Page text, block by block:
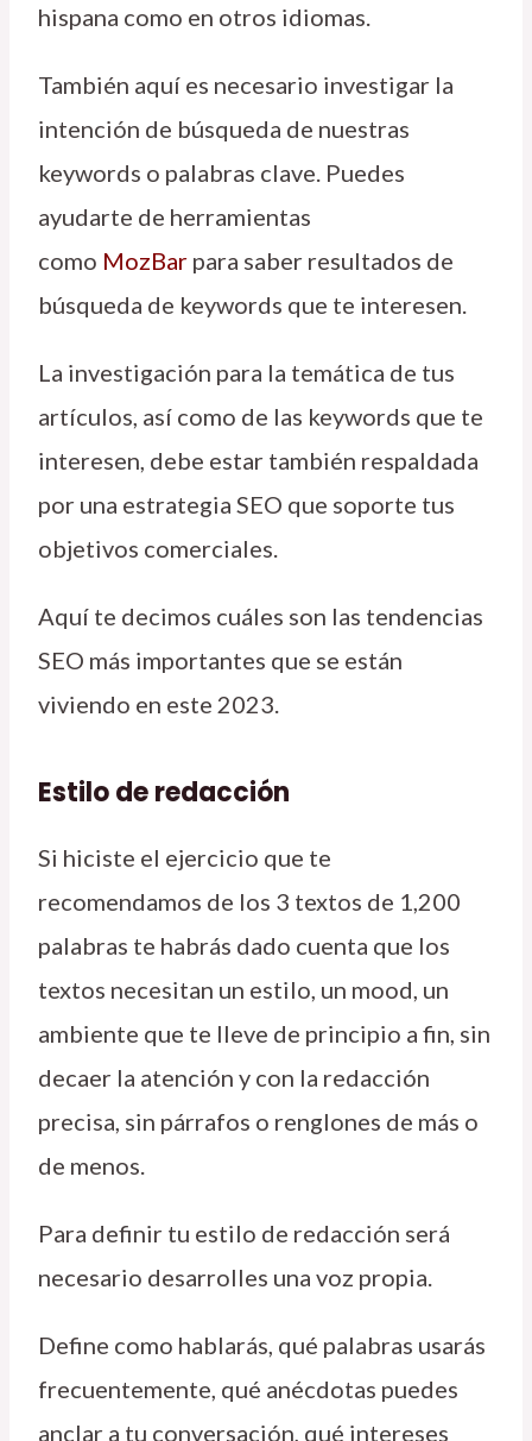
hispana como en otros idiomas.
También aquí es necesario investigar la
intención de búsqueda de nuestras
keywords o palabras clave. Puedes
ayudarte de herramientas
como MozBar para saber resultados de
búsqueda de keywords que te interesen.
La investigación para la temática de tus
artículos, así como de las keywords que te
interesen, debe estar también respaldada
por una estrategia SEO que soporte tus
objetivos comerciales.
Aquí te decimos cuáles son las tendencias
SEO más importantes que se están
viviendo en este 2023.
Estilo de redacción
Si hiciste el ejercicio que te
recomendamos de los 3 textos de 1,200
palabras te habrás dado cuenta que los
textos necesitan un estilo, un mood, un
ambiente que te lleve de principio a fin, sin
decaer la atención y con la redacción
precisa, sin párrafos o renglones de más o
de menos.
Para definir tu estilo de redacción será
necesario desarrolles una voz propia.
Define como hablarás, qué palabras usarás
frecuentemente, qué anécdotas puedes
anclar a tu conversación, qué intereses